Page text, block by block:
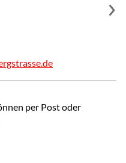
rgstr ss d
per Post oder